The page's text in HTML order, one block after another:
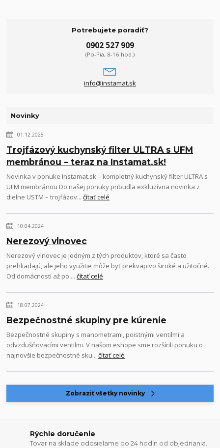
Potrebujete poradiť?
0902 527 909
(Po-Pia, 8-16 hod.)
info@instamat.sk
Novinky
01.12.2025
Trojfázový kuchynský filter ULTRA s UFM
membránou – teraz na Instamat.sk!
Novinka v ponuke Instamat.sk – kompletný kuchynský filter ULTRA s
UFM membránou Do našej ponuky pribudla exkluzívna novinka z
dielne USTM – trojfázov...čítať celé
10.04.2024
Nerezový vlnovec
Nerezový vlnovec je jedným z tých produktov, ktoré sa často
prehliadajú, ale jeho využitie môže byť prekvapivo široké a užitočné.
Od domácností až po ...čítať celé
18.07.2024
Bezpečnostné skupiny pre kúrenie
Bezpečnostné skupiny s manometrami, poistnými ventilmi a
odvzdušňovacími ventilmi. V našom eshope sme rozšírili ponuku o
najnovšie bezpečnostné sku...čítať celé
Zobraziť všetky novinky
Rýchle doručenie
Tovar na sklade odosielame do 24 hodín od objednania.